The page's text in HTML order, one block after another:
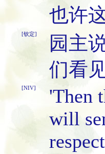
也许
[钦定]
园主
们看
[NIV]
'Then
will